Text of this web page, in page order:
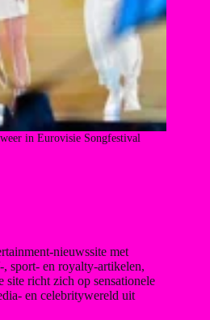
in Eurovisie Songfestival
nieuwssite met
sport- en royalty-artikelen,
site richt zich op sensationele
en celebritywereld uit